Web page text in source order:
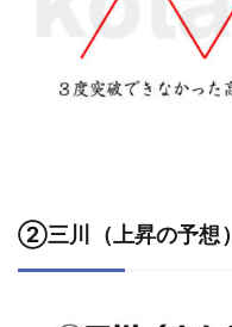
②三川（上昇の予想）